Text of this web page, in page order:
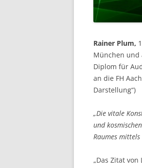
Rainer Plum,
München und
Diplom für
an die FH
Darstellung“)
„Die vitale
und
Raumes
„Das Zitat